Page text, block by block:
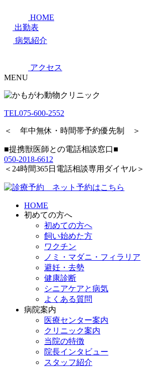
HOME
出勤表
病気紹介
アクセス
MENU
TEL075-600-2552
＜ 年中無休・時間帯予約優先制 ＞
■提携獣医師との電話相談窓口■
050-2018-6612
＜24時間365日電話相談専用ダイヤル＞
HOME
初めての方へ
初めての方へ
飼い始めた方
ワクチン
ノミ・マダニ・フィラリア
避妊・去勢
健康診断
シニアケアと病気
よくある質問
病院案内
医療センター案内
クリニック案内
当院の特徴
院長インタビュー
スタッフ紹介